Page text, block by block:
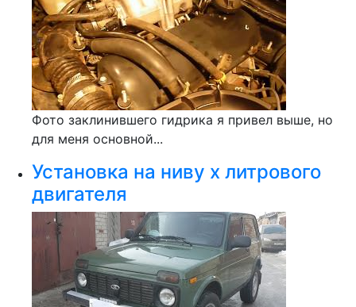
Фото заклинившего гидрика я привел выше, но
для меня основной...
Установка на ниву х литрового
двигателя